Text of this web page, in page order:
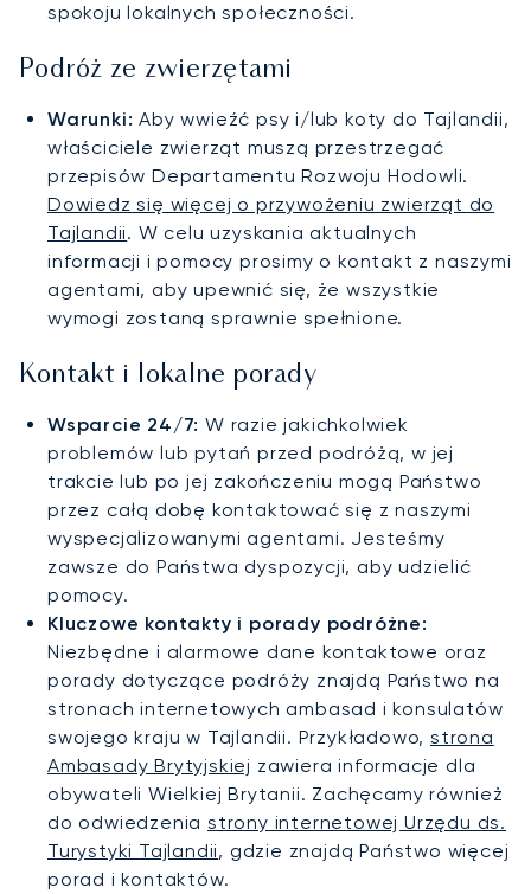
spokoju lokalnych społeczności.
Podróż ze zwierzętami
Warunki: Aby wwieźć psy i/lub koty do Tajlandii,
właściciele zwierząt muszą przestrzegać
przepisów Departamentu Rozwoju Hodowli.
Dowiedz się więcej o przywożeniu zwierząt do
Tajlandii. W celu uzyskania aktualnych
informacji i pomocy prosimy o kontakt z naszymi
agentami, aby upewnić się, że wszystkie
wymogi zostaną sprawnie spełnione.
Kontakt i lokalne porady
Wsparcie 24/7: W razie jakichkolwiek
problemów lub pytań przed podróżą, w jej
trakcie lub po jej zakończeniu mogą Państwo
przez całą dobę kontaktować się z naszymi
wyspecjalizowanymi agentami. Jesteśmy
zawsze do Państwa dyspozycji, aby udzielić
pomocy.
Kluczowe kontakty i porady podróżne:
Niezbędne i alarmowe dane kontaktowe oraz
porady dotyczące podróży znajdą Państwo na
stronach internetowych ambasad i konsulatów
swojego kraju w Tajlandii. Przykładowo, strona
Ambasady Brytyjskiej zawiera informacje dla
obywateli Wielkiej Brytanii. Zachęcamy również
do odwiedzeniastrony internetowej Urzędu ds.
Turystyki Tajlandii, gdzie znajdą Państwo więcej
porad i kontaktów.